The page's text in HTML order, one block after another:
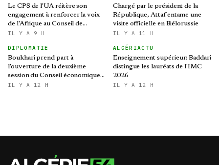
Le CPS de l'UA réitère son
engagement à renforcer la voix
de l'Afrique au Conseil de
sécurité des Nations Unies
IL Y A 9 H
Chargé par le président de la
République, Attaf entame une
visite officielle en Biélorussie
IL Y A 11 H
DIPLOMATIE
Boukhari prend part à
l'ouverture de la deuxième
session du Conseil économique,
social, culturel et
IL Y A 12 H
ALGÉRIACTU
Enseignement supérieur: Baddari
distingue les lauréats de l'IMC
2026
IL Y A 12 H